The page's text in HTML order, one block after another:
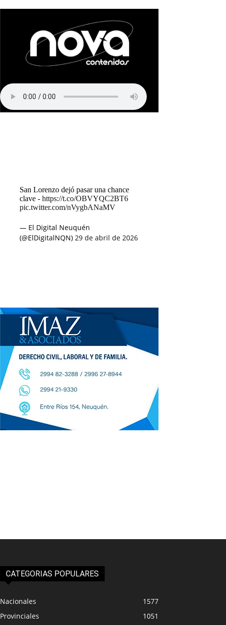
San Lorenzo dejó pasar una chance
clave - https://t.co/OBVYQC2BT6
pic.twitter.com/nVygbANaMV
— El Digital Neuquén
(@ElDigitalNQN) 29 de abril de 2026
CATEGORIAS POPULARES
Nacionales
1577
Provinciales
1051